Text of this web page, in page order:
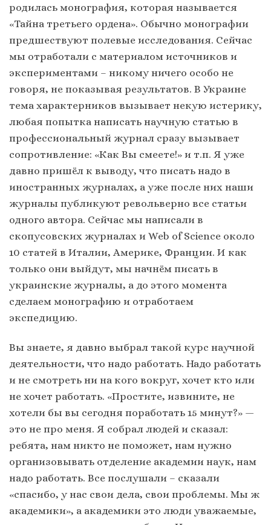
родилась монография, которая называется
«Тайна третьего ордена». Обычно монографии
предшествуют полевые исследования. Сейчас
мы отработали с материалом источников и
экспериментами – никому ничего особо не
говоря, не показывая результатов. В Украине
тема характерников вызывает некую истерику,
любая попытка написать научную статью в
профессиональный журнал сразу вызывает
сопротивление: «Как Вы смеете!» и т.п. Я уже
давно пришёл к выводу, что писать надо в
иностранных журналах, а уже после них наши
журналы публикуют револьверно все статьи
одного автора. Сейчас мы написали в
скопусовских журналах и Web of Science около
10 статей в Италии, Америке, Франции. И как
только они выйдут, мы начнём писать в
украинские журналы, а до этого момента
сделаем монографию и отработаем
экспедицию.
Вы знаете, я давно выбрал такой курс научной
деятельности, что надо работать. Надо работать
и не смотреть ни на кого вокруг, хочет кто или
не хочет работать. «Простите, извините, не
хотели бы вы сегодня поработать 15 минут?» —
это не про меня. Я собрал людей и сказал:
ребята, нам никто не поможет, нам нужно
организовывать отделение академии наук, нам
надо работать. Все послушали – сказали
«спасибо, у нас свои дела, свои проблемы. Мы ж
академики», а академики это люди уважаемые,